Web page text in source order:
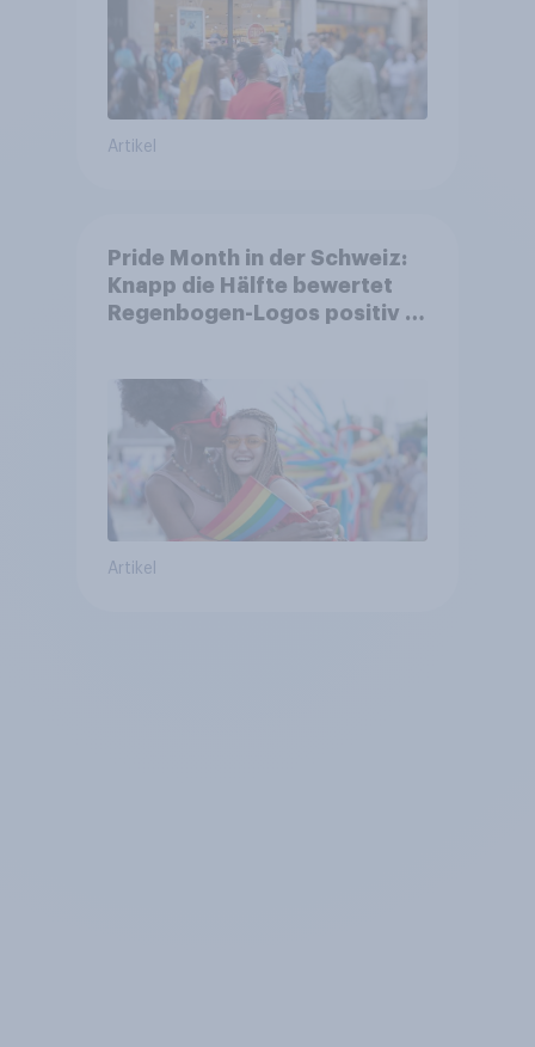
Artikel
Pride Month in der Schweiz:
Knapp die Hälfte bewertet
Regenbogen-Logos positiv –
Artikel